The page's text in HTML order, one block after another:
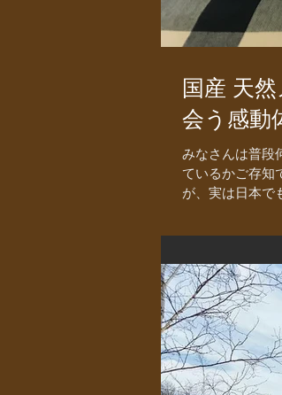
国産 天
会う感動
みなさんは普段
ているかご存知
が、実は日本で